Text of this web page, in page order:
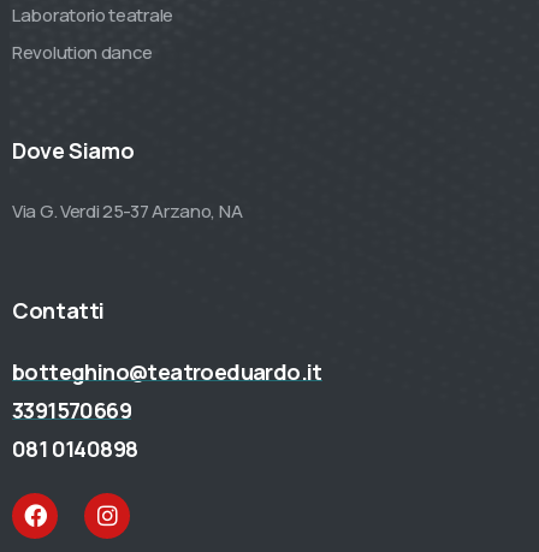
Laboratorio teatrale
Revolution dance
Dove Siamo
Via G. Verdi 25-37 Arzano, NA
Contatti
botteghino@teatroeduardo.it
3391570669
081 0140898